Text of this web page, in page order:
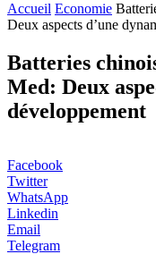
Accueil Economie
Deux aspects d’une
Batteries
Med: Deux
développement
Facebook
Twitter
WhatsApp
Linkedin
Email
Telegram